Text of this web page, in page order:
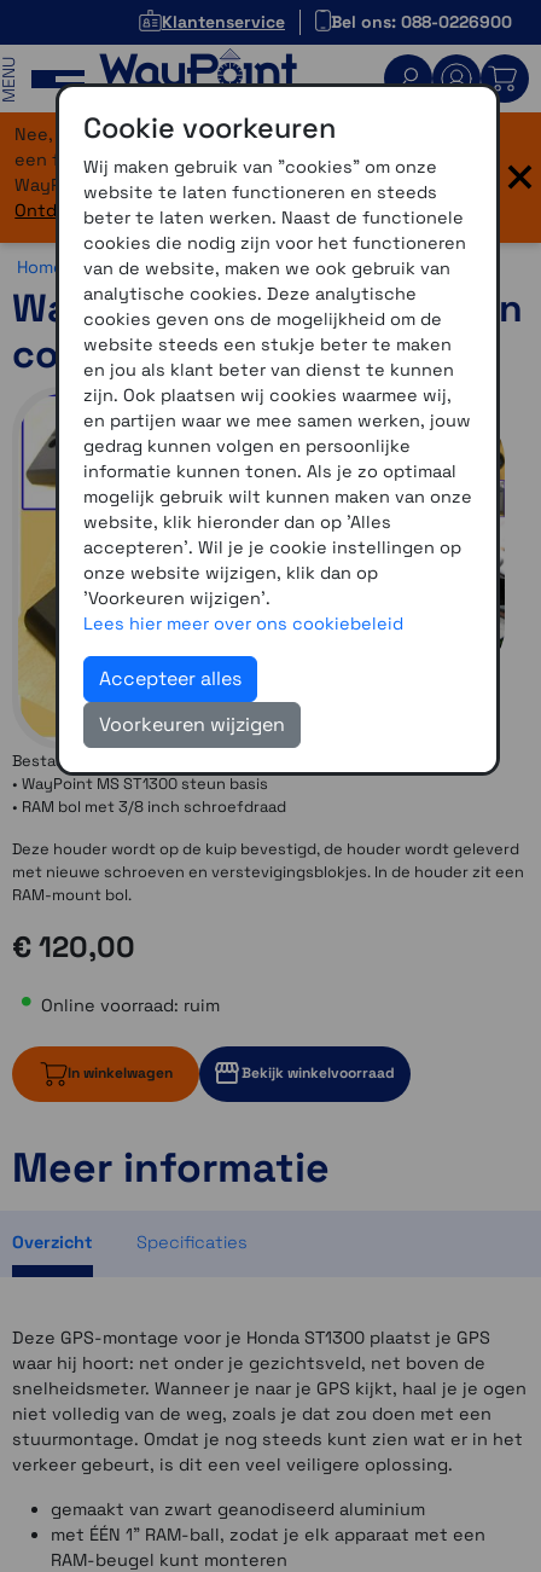
Klantenservice Bel ons: 088-0226900
Nee, je bent niet verdwaald! Onze website heeft
een flinke upgrade gekregen. Dezelfde vertrouwde
WayPoint-service, maar dan in een modern jasje.
Ontdek hier wat er allemaal nieuw is.
×
Home >Motor >Montage >Migsel
WayPoint MS ST1300 steun
compleet
Bestaat uit:
• WayPoint MS ST1300 steun basis
• RAM bol met 3/8 inch schroefdraad
Deze houder wordt op de kuip bevestigd, de houder wordt geleverd
met nieuwe schroeven en verstevigingsblokjes. In de houder zit een
RAM-mount bol.
€ 120,00
Online voorraad: ruim
In winkelwagen Bekijk winkelvoorraad
ruim op voorraad
1 op voorraad
Meer informatie
Overzicht Specificaties
Deze GPS-montage voor je Honda ST1300 plaatst je GPS
waar hij hoort: net onder je gezichtsveld, net boven de
snelheidsmeter. Wanneer je naar je GPS kijkt, haal je je ogen
niet volledig van de weg, zoals je dat zou doen met een
stuurmontage. Omdat je nog steeds kunt zien wat er in het
verkeer gebeurt, is dit een veel veiligere oplossing.
gemaakt van zwart geanodiseerd aluminium
met ÉÉN 1" RAM-ball, zodat je elk apparaat met een
RAM-beugel kunt monteren
Cookie voorkeuren
Wij maken gebruik van "cookies" om onze
website te laten functioneren en steeds
beter te laten werken. Naast de functionele
cookies die nodig zijn voor het functioneren
van de website, maken we ook gebruik van
analytische cookies. Deze analytische
cookies geven ons de mogelijkheid om de
website steeds een stukje beter te maken
en jou als klant beter van dienst te kunnen
zijn. Ook plaatsen wij cookies waarmee wij,
en partijen waar we mee samen werken, jouw
gedrag kunnen volgen en persoonlijke
informatie kunnen tonen. Als je zo optimaal
mogelijk gebruik wilt kunnen maken van onze
website, klik hieronder dan op 'Alles
accepteren'. Wil je je cookie instellingen op
onze website wijzigen, klik dan op
'Voorkeuren wijzigen'.
Lees hier meer over ons cookiebeleid
Accepteer alles
Voorkeuren wijzigen